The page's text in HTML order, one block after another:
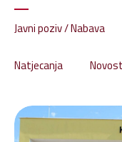
Javni poziv / Nabava
Natjecanja